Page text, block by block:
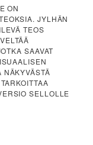
ON
JYLHÄN
TEOS
SAAVAT
NÄKYVÄSTÄ
SELLOLLE